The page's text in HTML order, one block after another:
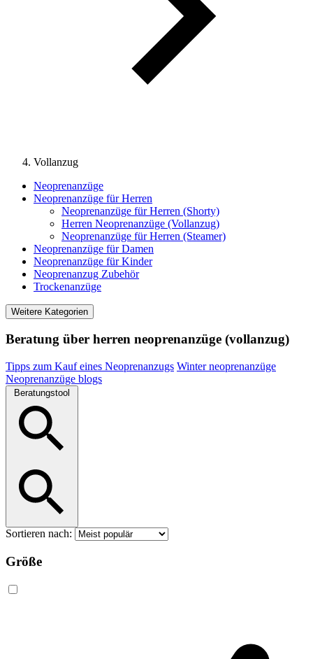
Vollanzug
Neoprenanzüge
Neoprenanzüge für Herren
Neoprenanzüge für Herren (Shorty)
Herren Neoprenanzüge (Vollanzug)
Neoprenanzüge für Herren (Steamer)
Neoprenanzüge für Damen
Neoprenanzüge für Kinder
Neoprenanzug Zubehör
Trockenanzüge
Weitere Kategorien
Beratung über herren neoprenanzüge (vollanzug)
Tipps zum Kauf eines Neoprenanzugs Winter neoprenanzüge
Neoprenanzüge blogs
Beratungstool
Sortieren nach:
Größe